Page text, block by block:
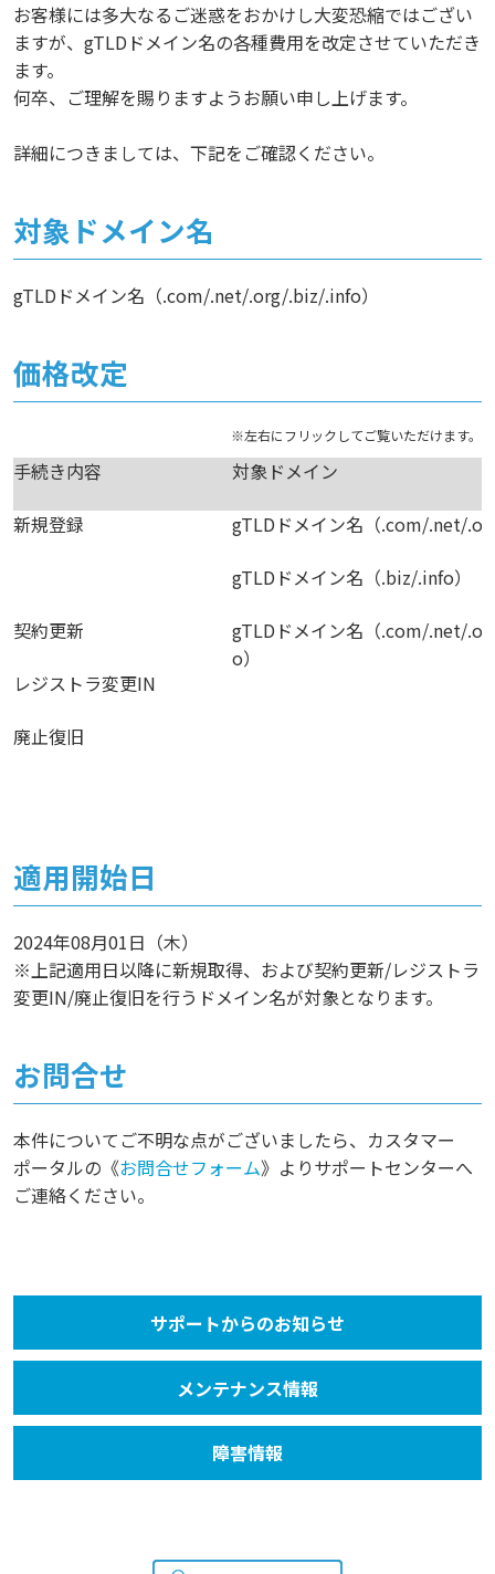
お客様には多大なるご迷惑をおかけし大変恐縮ではござい
ますが、gTLDドメイン名の各種費用を改定させていただき
ます。
何卒、ご理解を賜りますようお願い申し上げます。
詳細につきましては、下記をご確認ください。
対象ドメイン名
gTLDドメイン名（.com/.net/.org/.biz/.info）
価格改定
手続き内容
対象ドメイン
新規登録
gTLDドメイン名（.com/.net/
gTLDドメイン名（.biz/.info）
契約更新
gTLDドメイン名（.com/.net/
o）
レジストラ変更IN
廃止復旧
適用開始日
2024年08月01日（木）
※上記適用日以降に新規取得、および契約更新/レジストラ
変更IN/廃止復旧を行うドメイン名が対象となります。
お問合せ
本件についてご不明な点がございましたら、カスタマー
ポータルの《お問合せフォーム》よりサポートセンターへ
ご連絡ください。
サポートからのお知らせ
メンテナンス情報
障害情報